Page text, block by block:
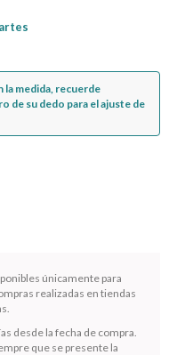
la medida, recuerde
de su dedo para el ajuste de
únicamente para
realizadas en tiendas
desde la fecha de compra.
que se presente la
de comprar!
o hasta en 12